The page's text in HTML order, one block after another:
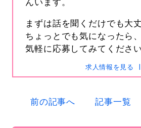
SNSIDs-
24時間365日受付中
まずは話を聞くだけでも大丈
ちょっとでも気になったら、
気軽に応募してみてください
求人情報を見る
前の記事へ 記事一覧